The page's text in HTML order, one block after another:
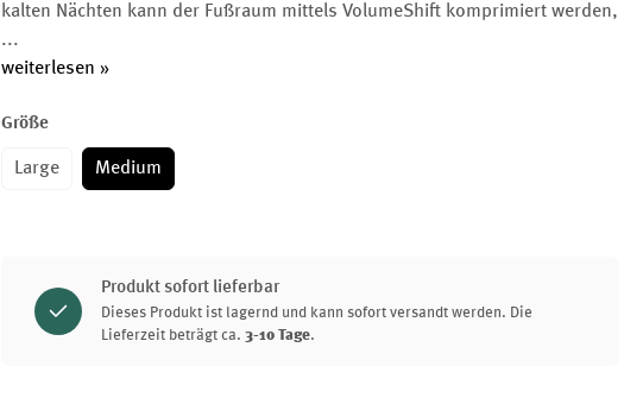
kalten Nächten kann der Fußraum mittels VolumeShift komprimiert werden,
...
weiterlesen »
Größe
Large Medium
Produkt sofort lieferbar
Dieses Produkt ist lagernd und kann sofort versandt werden. Die
Lieferzeit beträgt ca. 3-10 Tage.